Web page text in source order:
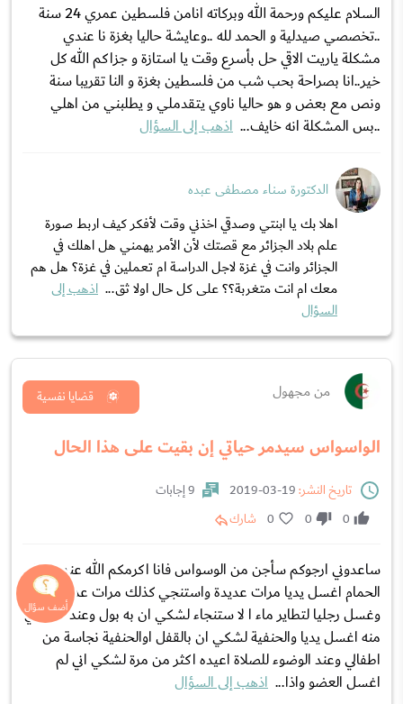
السلام عليكم ورحمة الله وبركاته انامن فلسطين عمري 24 سنة
..تخصصي صيدلية و الحمد لله ..وعايشة حاليا بغزة نا عندي
مشكلة ياريت الاقي حل بأسرع وقت يا استازة و جزاكم الله كل
خير..انا بصراحة بحب شب من فلسطين بغزة و النا تقريبا سنة
ونص مع بعض و هو حاليا ناوي يتقدملي و يطلبني من اهلي
..بس المشكلة انه خايف... اذهب إلى السؤال
الدكتورة سناء مصطفى عبده
اهلا بك يا ابنتي وصدقي اخذني وقت لأفكر كيف اربط صورة
علم بلاد الجزائر مع قصتك لأن الأمر يهمني هل اهلك في
الجزائر وانت في غزة لاجل الدراسة ام تعملين في غزة؟ هل هم
معك ام انت متغربة؟؟ على كل حال اولا ثق... اذهب إلى
السؤال
من مجهول
الواسواس سيدمر حياتي إن بقيت على هذا الحال
قضايا نفسية
تاريخ النشر:
9 إجابات
0
0
0 شارك
ساعدوني ارجوكم سأجن من الوسواس فانا اكرمكم الله عند دخولي
الحمام اغسل يديا مرات عديدة واستنجي كذلك مرات عديدة
وغسل رجليا لتطاير ماء ا لا ستنجاء لشكي ان به بول وعند خروجي
منه اغسل يديا والحنفية لشكي ان بالقفل اوالحنفية نجاسة من
اطفالي وعند الوضوء للصلاة اعيده اكثر من مرة لشكي اني لم
اغسل العضو واذا... اذهب إلى السؤال